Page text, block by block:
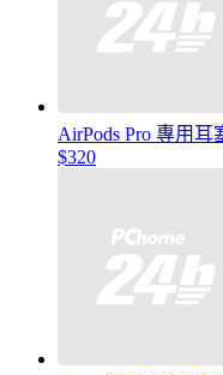
AirPods Pro 專用
$320